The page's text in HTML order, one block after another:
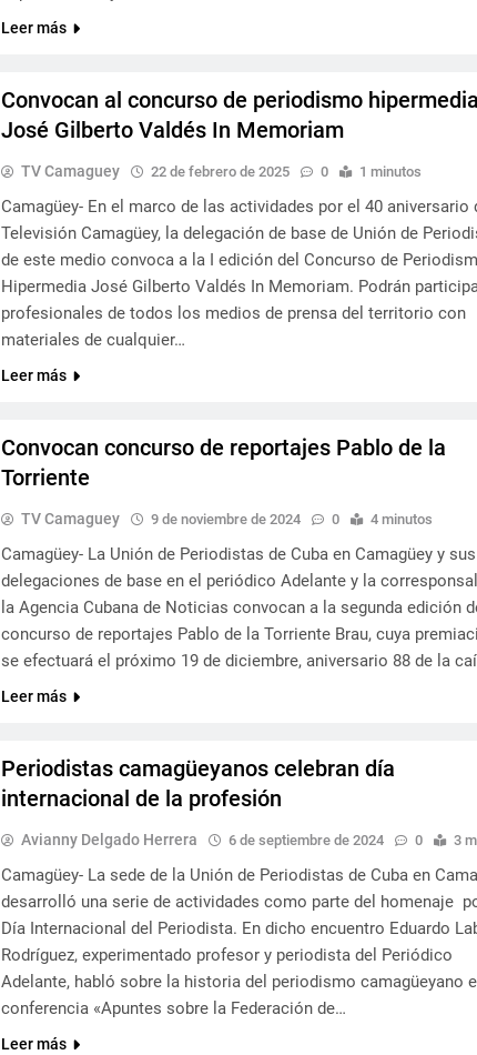
Leer más
Convocan al concurso de periodismo hipermedia
José Gilberto Valdés In Memoriam
TV Camaguey 22 de febrero de 2025 0 1 minutos
Camagüey- En el marco de las actividades por el 40 aniversario
Televisión Camagüey, la delegación de base de Unión de
de este medio convoca a la I edición del Concurso de
Hipermedia José Gilberto Valdés In Memoriam. Podrán
profesionales de todos los medios de prensa del territorio con
materiales de cualquier…
Leer más
Convocan concurso de reportajes Pablo de la
Torriente
TV Camaguey 9 de noviembre de 2024 0 4 minutos
Camagüey- La Unión de Periodistas de Cuba en Camagüey y sus
delegaciones de base en el periódico Adelante y la
la Agencia Cubana de Noticias convocan a la segunda edición
concurso de reportajes Pablo de la Torriente Brau, cuya
se efectuará el próximo 19 de diciembre, aniversario 88 de la
Leer más
Periodistas camagüeyanos celebran día
internacional de la profesión
Avianny Delgado Herrera 6 de septiembre de 2024 0 3
Camagüey- La sede de la Unión de Periodistas de Cuba en
desarrolló una serie de actividades como parte del homenaje
Día Internacional del Periodista. En dicho encuentro Eduardo
Rodríguez, experimentado profesor y periodista del Periódico
Adelante, habló sobre la historia del periodismo camagüeyano
conferencia «Apuntes sobre la Federación de…
Leer más